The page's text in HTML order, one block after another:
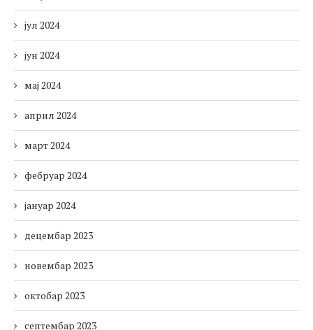
јул 2024
јун 2024
мај 2024
април 2024
март 2024
фебруар 2024
јануар 2024
децембар 2023
новембар 2023
октобар 2023
септембар 2023